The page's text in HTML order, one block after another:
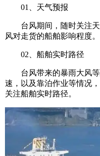
01、天气预报
台风期间，随时关注天
风对走货的船舶影响程度。
02、船舶实时路径
台风带来的暴雨大风等
速，以及靠泊作业等情况
关注船舶实时路径。